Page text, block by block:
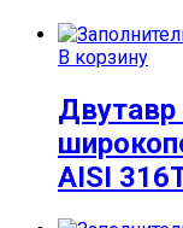
В корзину
AISI